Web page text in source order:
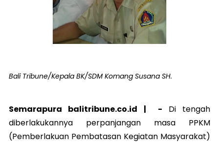
Bali Tribune/Kepala BK/SDM Komang Susana SH.
Semarapura balitribune.co.id | - Di tengah
diberlakukannya perpanjangan masa PPKM
(Pemberlakuan Pembatasan Kegiatan Masyarakat)